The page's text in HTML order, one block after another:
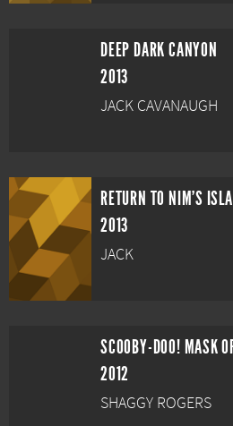
DEEP DARK CANYON
2013
JACK CAVANAUGH
RETURN TO NIM'S
2013
JACK
SCOOBY-DOO! MASK
2012
SHAGGY ROGERS